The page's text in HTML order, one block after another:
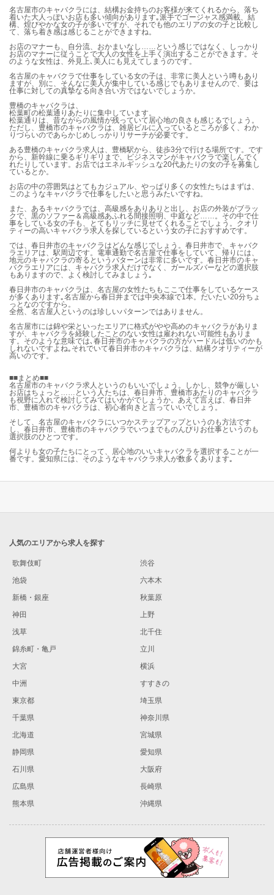
名古屋市のキャバクラには、結構お金持ちのお客様が来てくれるから、落ち
着いた大人っぽいお店も多い傾向があります｡派手でゴージャス感満載、結
構、煌びやかな女の子が多いですが、それでも他のエリアの女の子と比較し
て、落ち着き感は感じることができますね。
お店のマナーも、自分流、おかまいなし……という感じではなく、しっかり
お店のマナーに従うことで大人の女性を上手く演出することができます。そ
のような女性は、外見上､美人にも見えてしまうのです。
名古屋のキャバクラで仕事をしている女の子は、非常に美人という噂もあり
ますが、別に、そんなに美人が集中している感じでもありませんので、要は
仕事に対しての真摯なる向き合い方ではないでしょうか。
豊橋のキャバクラは、
松葉町の松葉通りあたりに集中しています。
松葉通りは、昔ながらの風情が残っていて居心地の良さも感じるでしょう。
ただし、豊橋市のキャバクラは、雑居ビルに入っているところが多く、わか
りづらいのであらかじめしっかりリサーチが必要です。
ある豊橋のキャバクラ求人は、豊橋駅から、徒歩3分で行ける場所です。です
から、新幹線に乗るギリギリまで、ビジネスマンがキャバクラで楽しんでく
れたりしています。お店ではエネルギッシュな20代あたりの女の子を募集し
ているとか。
お店の中の雰囲気はとてもカジュアル、やっぱり多くの女性たちはまずは、
このようなキャバクラで仕事をしたいと思うみたいですね。
また、あるキャバクラでは、高級感をありありと出し、お店の外装がブラッ
クで、黒のソファー＆高級感あふれる間接照明、中庭など……。その中で仕
事をしている女の子も、とてもリッチに見せてくれることでしょう。クオリ
ティーの高いキャバクラ求人を探しているという女の子におすすめです。
では、春日井市のキャバクラはどんな感じでしょう。春日井市で、キャバク
ラエリアは、駅周辺です。電車通勤で名古屋で仕事をしていて、帰りには、
地元のキャバクラの寄るというパターンは非常に多いです。春日井市のキャ
バクラエリアには、キャバクラ求人だけでなく、ガールズバーなどの選択肢
もありますので、よく検討してみましょう｡
春日井市のキャバクラは、名古屋の女性たちもここで仕事をしているケース
が多くあります｡名古屋から春日井までは中央本線で1本。だいたい20分ちょ
っとなのですから。
全然、名古屋人というのは珍しいパターンではありません。
名古屋市には錦や栄といったエリアに格式がやや高めのキャバクラがありま
すが、キャバクラを経験したことのない女性は雇われない可能性もありま
す。そのような意味では､春日井市のキャバクラの方がハードルは低いのかも
しれないですよね｡それでいて春日井市のキャバクラは、結構クオリティーが
高いのです。
■■まとめ■■
名古屋市のキャバクラ求人というのもいいでしょう。しかし、競争が厳しい
お店はちょっと……という人たちは、春日井市、豊橋市あたりのキャバクラ
も視野に入れて検討してみてはいかがでしょうか。あえて言えば、春日井
市、豊橋市のキャバクラは、初心者向きと言っていいでしょう。
そして、名古屋のキャバクラにいつかステップアップというのも方法です
し、春日井市、豊橋市のキャバクラでいつまでものんびりお仕事というのも
選択肢のひとつです。
何よりも女の子たちにとって、居心地のいいキャバクラを選択することが一
番です。愛知県には、そのようなキャバクラ求人が数多くあります｡
人気のエリアから求人を探す
歌舞伎町
渋谷
池袋
六本木
新橋・銀座
秋葉原
神田
上野
浅草
北千住
錦糸町・亀戸
立川
大宮
横浜
中洲
すすきの
東京都
埼玉県
千葉県
神奈川県
北海道
宮城県
静岡県
愛知県
石川県
大阪府
広島県
長崎県
熊本県
沖縄県